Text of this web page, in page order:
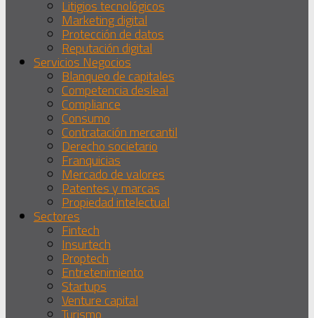
Litigios tecnológicos
Marketing digital
Protección de datos
Reputación digital
Servicios Negocios
Blanqueo de capitales
Competencia desleal
Compliance
Consumo
Contratación mercantil
Derecho societario
Franquicias
Mercado de valores
Patentes y marcas
Propiedad intelectual
Sectores
Fintech
Insurtech
Proptech
Entretenimiento
Startups
Venture capital